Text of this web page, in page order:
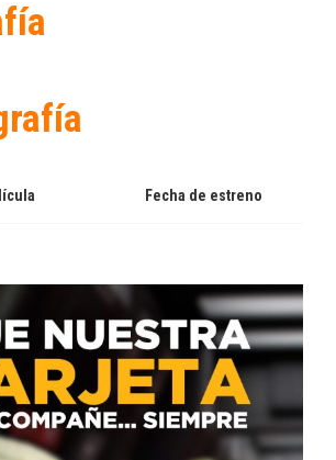
Fecha de estreno